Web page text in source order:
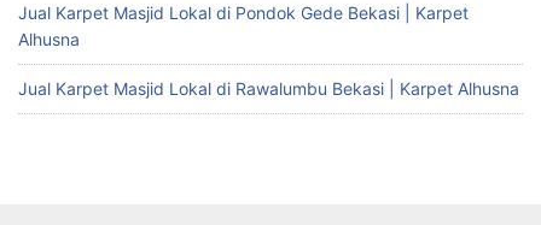
Jual Karpet Masjid Lokal di Pondok Gede Bekasi | Karpet
Alhusna
Jual Karpet Masjid Lokal di Rawalumbu Bekasi | Karpet Alhusna